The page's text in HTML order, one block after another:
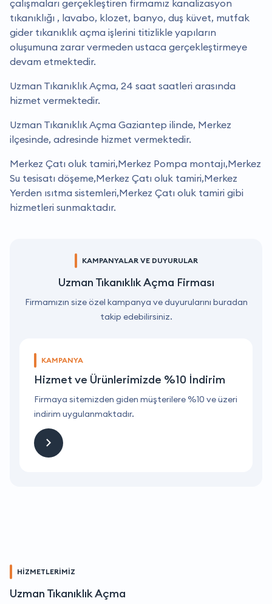
çalışmaları gerçekleştiren firmamız kanalizasyon
tıkanıklığı , lavabo, klozet, banyo, duş küvet, mutfak
gider tıkanıklık açma işlerini titizlikle yapıların
oluşumuna zarar vermeden ustaca gerçekleştirmeye
devam etmektedir.
Uzman Tıkanıklık Açma, 24 saat saatleri arasında
hizmet vermektedir.
Uzman Tıkanıklık Açma Gaziantep ilinde, Merkez
ilçesinde, adresinde hizmet vermektedir.
Merkez Çatı oluk tamiri,Merkez Pompa montajı,Merkez
Su tesisatı döşeme,Merkez Çatı oluk tamiri,Merkez
Yerden ısıtma sistemleri,Merkez Çatı oluk tamiri gibi
hizmetleri sunmaktadır.
KAMPANYALAR VE DUYURULAR
Uzman Tıkanıklık Açma Firması
Firmamızın size özel kampanya ve duyurularını buradan
takip edebilirsiniz.
KAMPANYA
Hizmet ve Ürünlerimizde %10 İndirim
Firmaya sitemizden giden müşterilere %10 ve üzeri
indirim uygulanmaktadır.
HİZMETLERİMİZ
Uzman Tıkanıklık Açma